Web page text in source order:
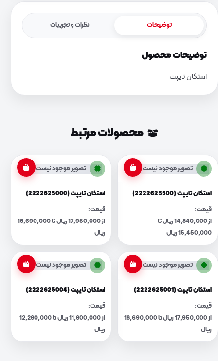
توضیحات نظرات و تجربیات
توضیحات محصول
استکان تایپت
محصولات مرتبط
تصویر موجود نیست
استکان تایپت (2222623500)
قیمت:
از 14,840,000 ریال تا
15,450,000 ریال
تصویر موجود نیست
استکان تایپت (2222625000)
قیمت:
از 17,950,000 ریال تا 18,690,000
ریال
تصویر موجود نیست
استکان تایپت (2222625001)
قیمت:
از 17,950,000 ریال تا 18,690,000
ریال
تصویر موجود نیست
استکان تایپت (2222625004)
قیمت:
از 11,800,000 ریال تا 12,280,000
ریال